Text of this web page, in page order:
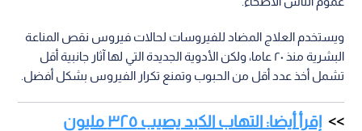
ويستخدم العلاج المضاد للفيروسات لحالات فيروس نقص المناعة
البشرية منذ ٢٠ عاما، ولكن الأدوية الجديدة التي لها آثار جانبية أقل
تشمل أخذ عدد أقل من الحبوب وتمنع تكرار الفيروس بشكل أفضل.
إقرأ أيضا: التهاب الكبد يصيب ٣٢٥ مليون